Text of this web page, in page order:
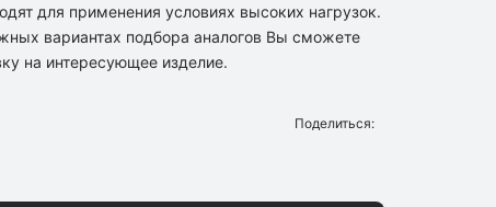
для применения условиях высоких нагрузок.
вариантах подбора аналогов Вы сможете
на интересующее изделие.
Поделиться: